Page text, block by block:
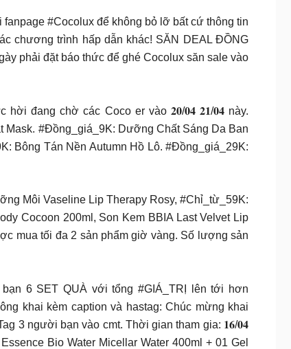
#Cocolux để không bỏ lỡ bất cứ thông tin
chương trình hấp dẫn khác! SĂN DEAL ĐỒNG
phải đặt báo thức để ghé Cocolux săn sale vào
đang chờ các Coco er vào 𝟐𝟎/𝟎𝟒 𝟐𝟏/𝟎𝟒 này.
Mask. #Đồng_giá_9K: Dưỡng Chất Sáng Da Ban
Bông Tán Nền Autumn Hồ Lô. #Đồng_giá_29K:
Môi Vaseline Lip Therapy Rosy, #Chỉ_từ_59K:
Cocoon 200ml, Son Kem BBIA Last Velvet Lip
mua tối đa 2 sản phẩm giờ vàng. Số lượng sản
bạn 6 SET QUÀ với tổng #GIÁ_TRỊ lên tới hơn
khai kèm caption và hastag: Chúc mừng khai
3 người bạn vào cmt. Thời gian tham gia: 𝟏𝟔/𝟎𝟒
Bio Water Micellar Water 400ml + 01 Gel